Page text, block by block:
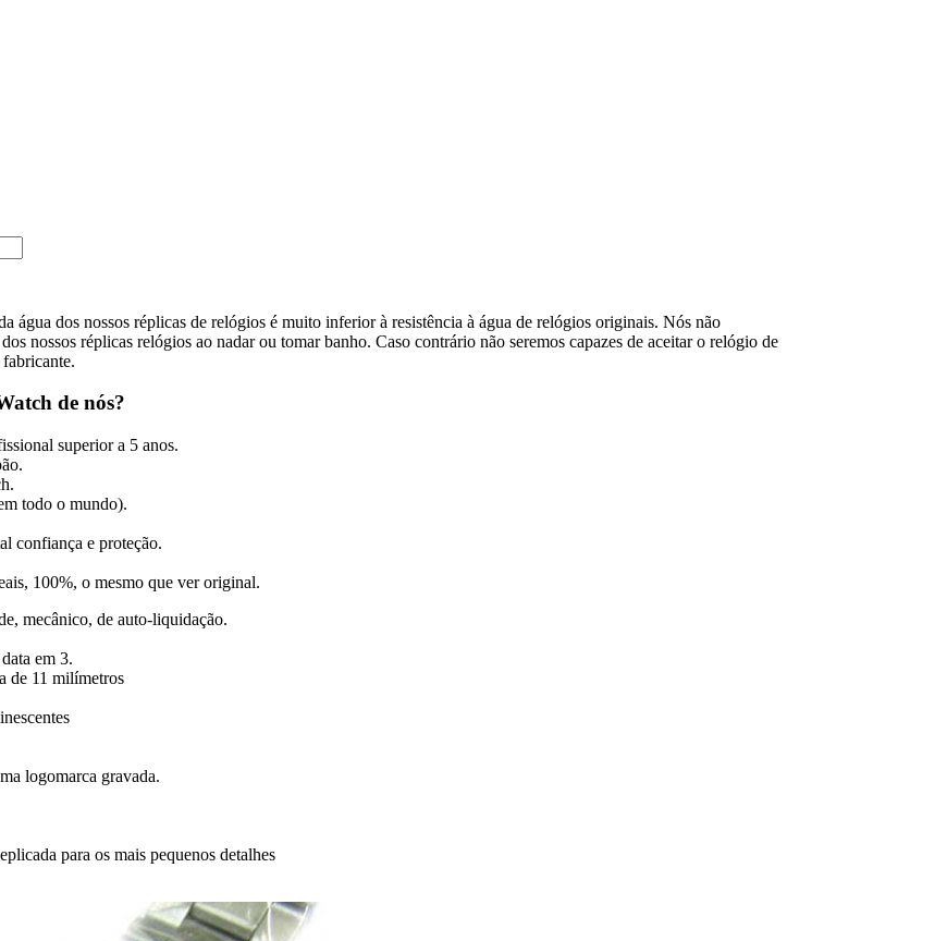
água dos nossos réplicas de relógios é muito inferior à resistência à água de relógios originais. Nós não
nossos réplicas relógios ao nadar ou tomar banho. Caso contrário não seremos capazes de aceitar o relógio de
de nós?
superior a 5 anos.
todo o mundo).
confiança e proteção.
100%, o mesmo que ver original.
mecânico, de auto-liquidação.
em 3.
de 11 milímetros
logomarca gravada.
para os mais pequenos detalhes